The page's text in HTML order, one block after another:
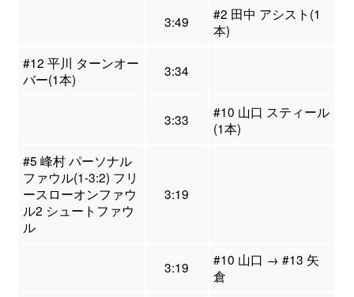
3:49
#2 田中 アシスト(1
本)
#12 平川 ターンオー
バー(1本)
3:34
3:33
#10 山口 スティール
(1本)
#5 峰村 パーソナル
ファウル(1-3:2) フリ
ースローオンファウ
ル2 シュートファウ
ル
3:19
3:19
#10 山口 → #13 矢
倉